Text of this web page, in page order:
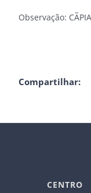
Observação:
Compartilhar:
CENTRO